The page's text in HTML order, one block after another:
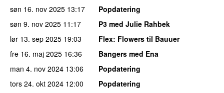
søn 16. nov 2025 13:17
Popdatering
søn 9. nov 2025 11:17
P3 med Julie Rahbek
lør 13. sep 2025 19:03 Flex: Flowers til Bauuer
fre 16. maj 2025 16:36
Bangers med Ena
man 4. nov 2024 13:06
Popdatering
tors 24. okt 2024 12:00
Popdatering